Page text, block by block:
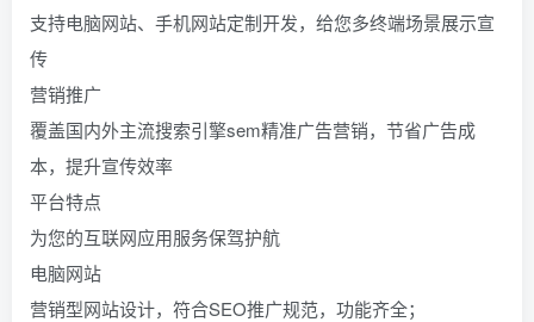
支持电脑网站、手机网站定制开发，给您多终端场景展示宣
传
营销推广
覆盖国内外主流搜索引擎sem精准广告营销，节省广告成
本，提升宣传效率
平台特点
为您的互联网应用服务保驾护航
电脑网站
营销型网站设计，符合SEO推广规范，功能齐全；